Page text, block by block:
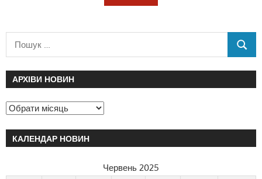
АРХІВИ НОВИН
КАЛЕНДАР НОВИН
Червень 2025